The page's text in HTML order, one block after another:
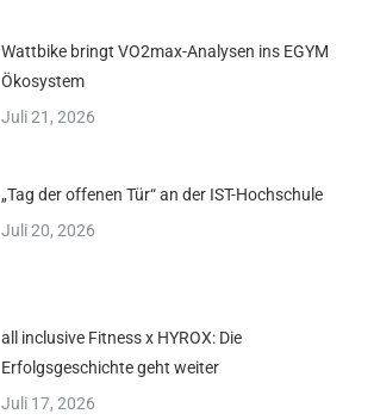
Wattbike bringt VO2max-Analysen ins EGYM
Ökosystem
Juli 21, 2026
„Tag der offenen Tür“ an der IST-Hochschule
Juli 20, 2026
all inclusive Fitness x HYROX: Die
Erfolgsgeschichte geht weiter
Juli 17, 2026